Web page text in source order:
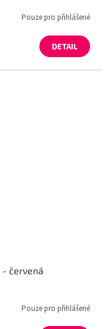
Pouze pro přihlášené
DETAIL
- červená
Pouze pro přihlášené